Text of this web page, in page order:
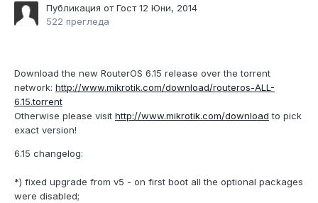
Публикация от Гост12 Юни, 2014
522 прегледа
Download the new RouterOS 6.15 release over the torrent
network: http://www.mikrotik.com/download/routeros-ALL-
6.15.torrent
Otherwise please visit http://www.mikrotik.com/download to pick
exact version!
6.15 changelog:
*) fixed upgrade from v5 - on first boot all the optional packages
were disabled;